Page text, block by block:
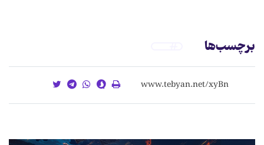
برچسب‌ها